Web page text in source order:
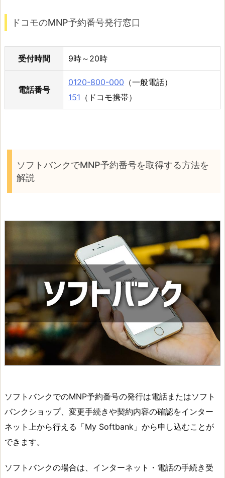
ドコモのMNP予約番号発行窓口
受付時間 9時～20時
電話番号
0120-800-000 （一般電話）
151 （ドコモ携帯）
ソフトバンクでMNP予約番号を取得する方法を
解説
ソフトバンクでのMNP予約番号の発行は電話またはソフト
バンクショップ、変更手続きや契約内容の確認をインター
ネット上から行える「My Softbank」から申し込むことが
できます。
ソフトバンクの場合は、インターネット・電話の手続き受